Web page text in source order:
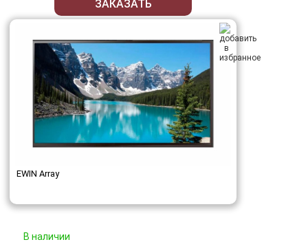
ЗАКАЗАТЬ
EWIN Array
В наличии